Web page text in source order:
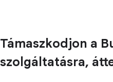
Támaszkodjon a
szolgáltatásra,